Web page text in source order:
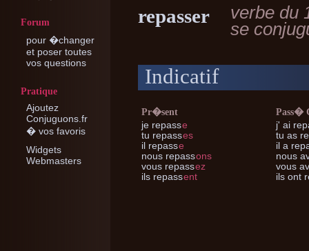
Forum
pour �changer
et poser toutes
vos questions
Pratique
Ajoutez
Conjuguons.fr
� vos favoris
Widgets
Webmasters
repasser
verbe du
se
Indicatif
Pr�sent
je repasse
tu repasses
il repasse
nous repassons
vous repassez
ils repassent
Pass�
j' ai
tu as
il a
nous
vous
ils ont